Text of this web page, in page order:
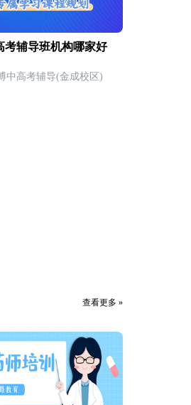
考辅导班机构哪家好
中高考辅导(金成校区)
查看更多 »